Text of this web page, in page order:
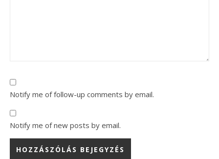
Notify me of follow-up comments by email.
Notify me of new posts by email.